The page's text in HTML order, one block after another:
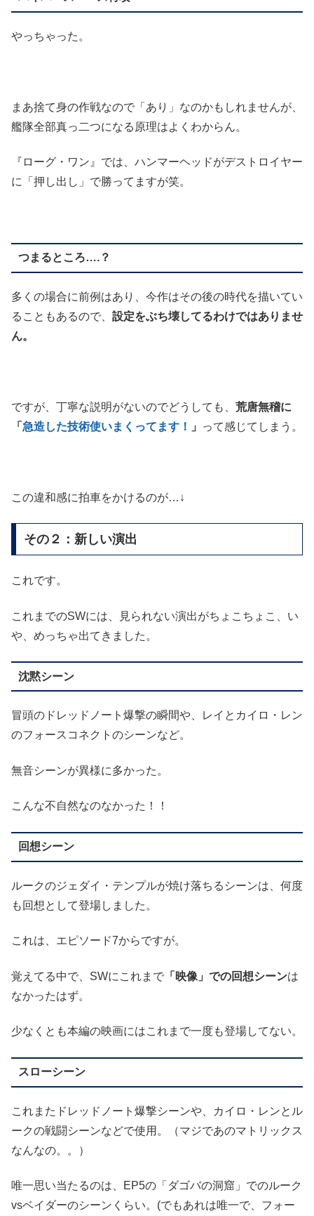
やっちゃった。
まあ捨て身の作戦なので「あり」なのかもしれませんが、
艦隊全部真っ二つになる原理はよくわからん。
『ローグ・ワン』では、ハンマーヘッドがデストロイヤー
に「押し出し」で勝ってますが笑。
つまるところ….？
多くの場合に前例はあり、今作はその後の時代を描いてい
ることもあるので、 設定をぶち壊してるわけではありませ
ん。
ですが、丁寧な説明がないのでどうしても、 荒唐無稽に
「 急造した技術使いまくってます！ 」 って感じてしまう。
この違和感に拍車をかけるのが…↓
その２：新しい演出
これです。
これまでのSWには、見られない演出がちょこちょこ、い
や、めっちゃ出てきました。
沈黙シーン
冒頭のドレッドノート爆撃の瞬間や、レイとカイロ・レン
のフォースコネクトのシーンなど。
無音シーンが異様に多かった。
こんな不自然なのなかった！！
回想シーン
ルークのジェダイ・テンプルが焼け落ちるシーンは、何度
も回想として登場しました。
これは、エピソード7からですが。
覚えてる中で、SWにこれまで 「映像」での回想シーンは
なかったはず。
少なくとも本編の映画にはこれまで一度も登場してない。
スローシーン
これまたドレッドノート爆撃シーンや、カイロ・レンとル
ークの戦闘シーンなどで使用。（マジであのマトリックス
なんなの。。）
唯一思い当たるのは、EP5の「ダゴバの洞窟」でのルーク
vsベイダーのシーンくらい。(でもあれは唯一で、フォー